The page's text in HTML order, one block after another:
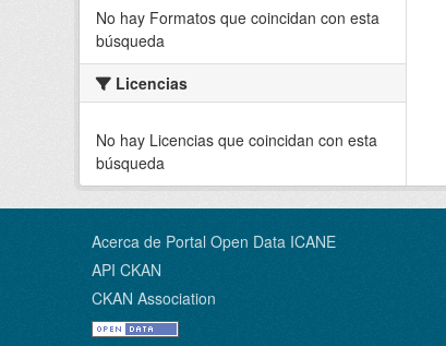
No hay Formatos que coincidan con esta
búsqueda
Licencias
No hay Licencias que coincidan con esta
búsqueda
Acerca de Portal Open Data ICANE
API CKAN
CKAN Association